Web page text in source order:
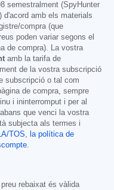
semestralment (SpyHunter
d'acord amb els materials
compra (que
poden variar segons el
de compra). La vostra
amb la tarifa de
de la vostra subscripció
subscripció o tal com
de compra, sempre
i ininterromput i per al
que venci la vostra
subjecta als termes i
TOS, la política de
.
rebaixat és vàlida